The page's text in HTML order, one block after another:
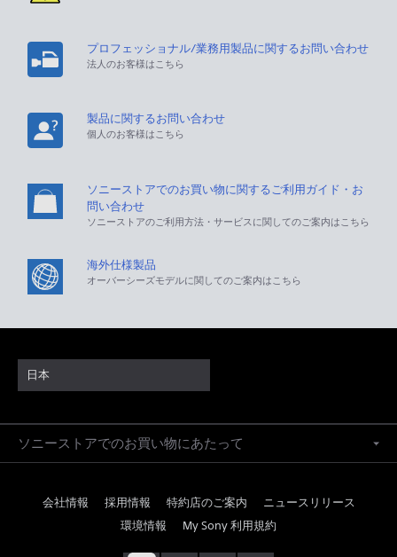
プロフェッショナル/業務用製品に関するお問い合わせ
法人のお客様はこちら
製品に関するお問い合わせ
個人のお客様はこちら
ソニーストアでのお買い物に関するご利用ガイド・お
問い合わせ
ソニーストアのご利用方法・サービスに関してのご案内はこちら
海外仕様製品
オーバーシーズモデルに関してのご案内はこちら
日本
ソニーストアでのお買い物にあたって
会社情報 採用情報 特約店のご案内
ニュースリリース
環境情報
My Sony 利用規約